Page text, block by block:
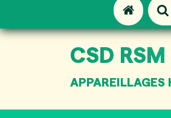
CSD
APPAREILLAGES